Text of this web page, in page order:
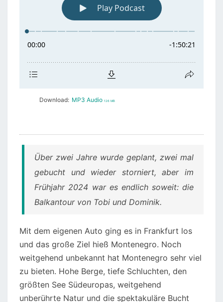
Download: MP3 Audio 126 MB
Über zwei Jahre wurde geplant, zwei mal
gebucht und wieder storniert, aber im
Frühjahr 2024 war es endlich soweit: die
Balkantour von Tobi und Dominik.
Mit dem eigenen Auto ging es in Frankfurt los
und das große Ziel hieß Montenegro. Noch
weitgehend unbekannt hat Montenegro sehr viel
zu bieten. Hohe Berge, tiefe Schluchten, den
größten See Südeuropas, weitgehend
unberührte Natur und die spektakuläre Bucht